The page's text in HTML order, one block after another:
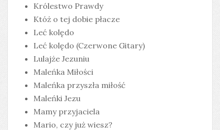
Królestwo Prawdy
Któż o tej dobie płacze
Leć kolędo
Leć kolędo (Czerwone Gitary)
Lulajże Jezuniu
Maleńka Miłości
Maleńka przyszła miłość
Maleńki Jezu
Mamy przyjaciela
Mario, czy już wiesz?